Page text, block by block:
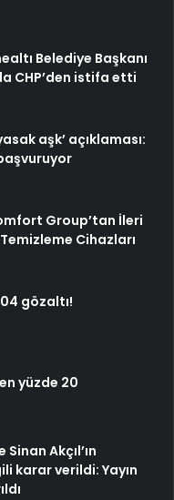
Belediye Başkanı
CHP’den istifa etti
aşk’ açıklaması:
Group’tan İleri
Cihazları
gözaltı!
yüzde 20
Akçıl’ın
karar verildi: Yayın